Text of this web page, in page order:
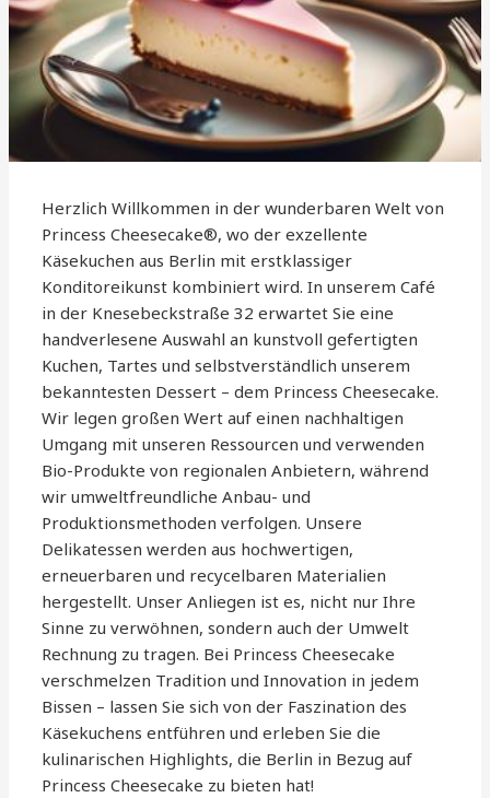
Herzlich Willkommen in der wunderbaren Welt von
Princess Cheesecake®, wo der exzellente
Käsekuchen aus Berlin mit erstklassiger
Konditoreikunst kombiniert wird. In unserem Café
in der Knesebeckstraße 32 erwartet Sie eine
handverlesene Auswahl an kunstvoll gefertigten
Kuchen, Tartes und selbstverständlich unserem
bekanntesten Dessert – dem Princess Cheesecake.
Wir legen großen Wert auf einen nachhaltigen
Umgang mit unseren Ressourcen und verwenden
Bio-Produkte von regionalen Anbietern, während
wir umweltfreundliche Anbau- und
Produktionsmethoden verfolgen. Unsere
Delikatessen werden aus hochwertigen,
erneuerbaren und recycelbaren Materialien
hergestellt. Unser Anliegen ist es, nicht nur Ihre
Sinne zu verwöhnen, sondern auch der Umwelt
Rechnung zu tragen. Bei Princess Cheesecake
verschmelzen Tradition und Innovation in jedem
Bissen – lassen Sie sich von der Faszination des
Käsekuchens entführen und erleben Sie die
kulinarischen Highlights, die Berlin in Bezug auf
Princess Cheesecake zu bieten hat!